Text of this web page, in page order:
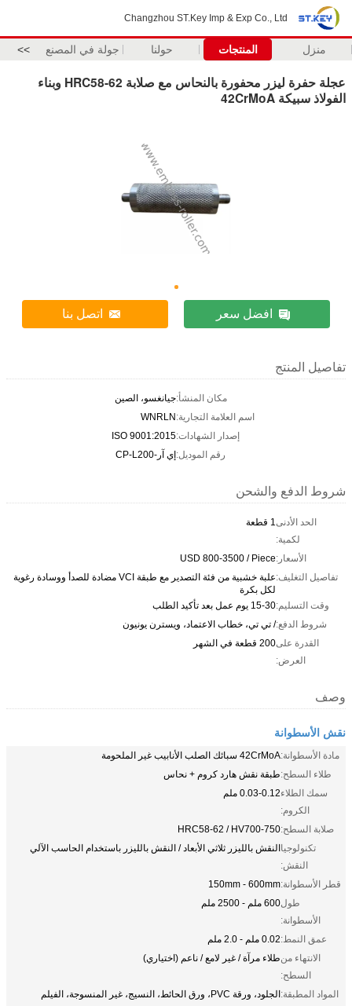
Changzhou ST.Key Imp & Exp Co., Ltd
منزل المنتجات حولنا جولة في المصنع >>
عجلة حفرة ليزر محفورة بالنحاس مع صلابة HRC58-62 وبناء
الفولاذ سبيكة 42CrMoA
افضل سعر اتصل بنا
تفاصيل المنتج
مكان المنشأ:جيانغسو، الصين
اسم العلامة التجارية:WNRLN
إصدار الشهادات:ISO 9001:2015
رقم الموديل:إي آر-CP-L200
شروط الدفع والشحن
الحد الأدنى
لكمية:
1 قطعة
الأسعار:USD 800-3500 / Piece
تفاصيل التغليف:
علبة خشبية من فئة التصدير مع طبقة VCI مضادة للصدأ ووسادة رغوية
لكل بكرة
وقت التسليم:15-30 يوم عمل بعد تأكيد الطلب
شروط الدفع:/ تي تي، خطاب الاعتماد، ويسترن يونيون
القدرة على
العرض:
200 قطعة في الشهر
وصف
نقش الأسطوانة
مادة الأسطوانة:42CrMoA سبائك الصلب الأنابيب غير الملحومة
طلاء السطح:طبقة نقش هارد كروم + نحاس
سمك الطلاء
الكروم:
0.03-0.12 ملم
صلابة السطح:HRC58-62 / HV700-750
تكنولوجيا
النقش:
النقش بالليزر ثلاثي الأبعاد / النقش بالليزر باستخدام الحاسب الآلي
قطر الأسطوانة:150mm - 600mm
طول
الأسطوانة:
600 ملم - 2500 ملم
عمق النمط:0.02 ملم - 2.0 ملم
الانتهاء من
السطح:
طلاء مرآة / غير لامع / ناعم (اختياري)
المواد المطبقة:الجلود، ورقة PVC، ورق الحائط، النسيج، غير المنسوجة، الفيلم